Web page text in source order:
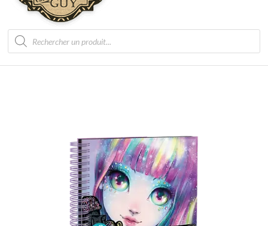
Recherche
de
produits